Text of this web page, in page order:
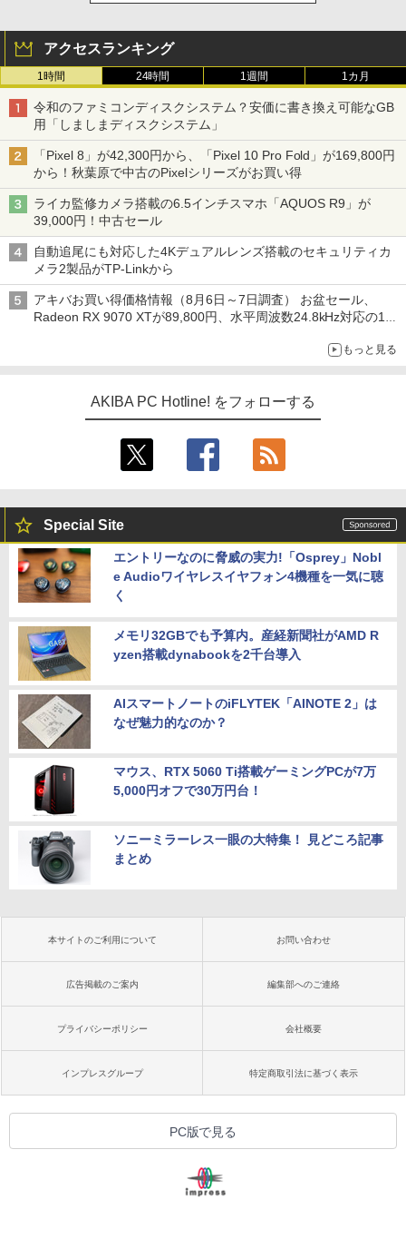
アクセスランキング
1時間 24時間 1週間 1カ月
令和のファミコンディスクシステム？安価に書き換え可能なGB
用「しましまディスクシステム」
「Pixel 8」が42,300円から、「Pixel 10 Pro Fold」が169,800円
から！秋葉原で中古のPixelシリーズがお買い得
ライカ監修カメラ搭載の6.5インチスマホ「AQUOS R9」が
39,000円！中古セール
自動追尾にも対応した4Kデュアルレンズ搭載のセキュリティカ
メラ2製品がTP-Linkから
アキバお買い得価格情報（8月6日～7日調査） お盆セール、
Radeon RX 9070 XTが89,800円、水平周波数24.8kHz対応の17
もっと見る
AKIBA PC Hotline! をフォローする
Special Site
エントリーなのに脅威の実力!「Osprey」Nobl
e Audioワイヤレスイヤフォン4機種を一気に聴
く
メモリ32GBでも予算内。産経新聞社がAMD R
yzen搭載dynabookを2千台導入
AIスマートノートのiFLYTEK「AINOTE 2」は
なぜ魅力的なのか？
マウス、RTX 5060 Ti搭載ゲーミングPCが7万
5,000円オフで30万円台！
ソニーミラーレス一眼の大特集！ 見どころ記事
まとめ
本サイトのご利用について お問い合わせ
広告掲載のご案内 編集部へのご連絡
プライバシーポリシー 会社概要
インプレスグループ 特定商取引法に基づく表示
PC版で見る